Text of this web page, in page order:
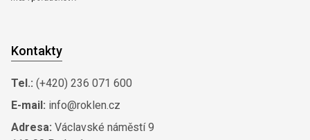
Kontakty
Tel.: (+420) 236 071 600
E-mail: info@roklen.cz
Adresa: Václavské náměstí 9